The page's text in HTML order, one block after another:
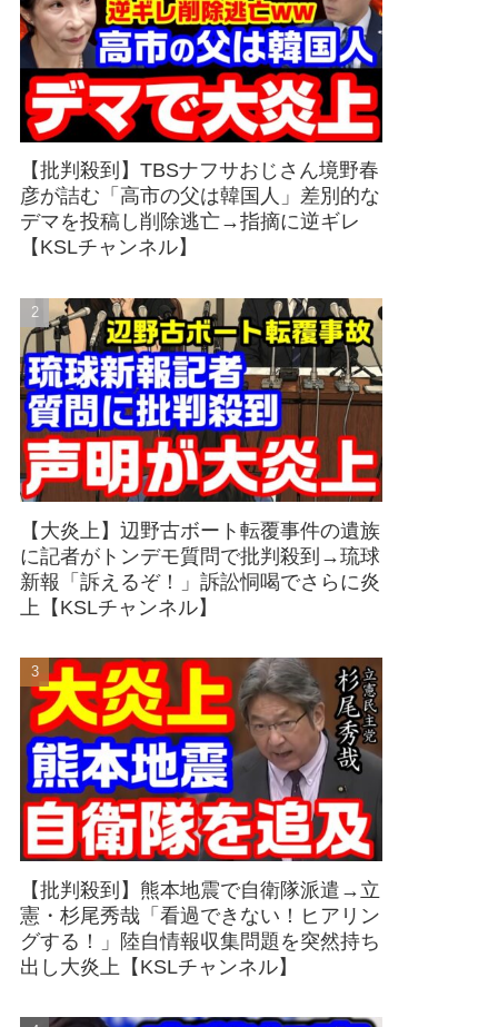
【批判殺到】TBSナフサおじさん境野春
彦が詰む「高市の父は韓国人」差別的な
デマを投稿し削除逃亡→指摘に逆ギレ
【KSLチャンネル】
【大炎上】辺野古ボート転覆事件の遺族
に記者がトンデモ質問で批判殺到→琉球
新報「訴えるぞ！」訴訟恫喝でさらに炎
上【KSLチャンネル】
【批判殺到】熊本地震で自衛隊派遣→立
憲・杉尾秀哉「看過できない！ヒアリン
グする！」陸自情報収集問題を突然持ち
出し大炎上【KSLチャンネル】